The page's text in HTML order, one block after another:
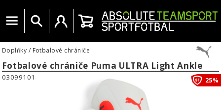
Menu Vyhledat Uživatelský účet
Košík
Doplňky / Fotbalové chrániče
Fotbalové chrániče Puma ULTRA Light Ankle
03099101 25%